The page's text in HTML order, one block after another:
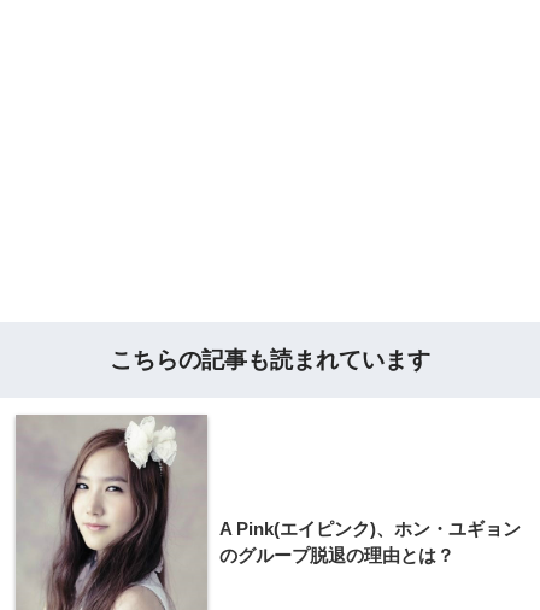
こちらの記事も読まれています
A Pink(エイピンク)、ホン・ユギョン
のグループ脱退の理由とは？